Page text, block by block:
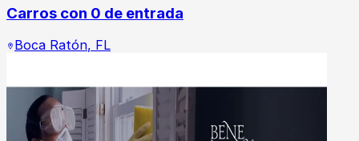
Carros con 0 de entrada
Boca Ratón, FL